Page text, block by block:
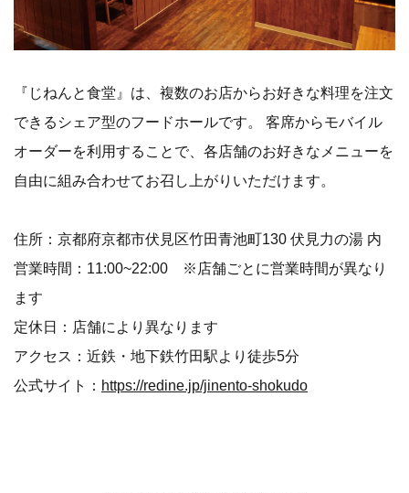
『じねんと食堂』は、複数のお店からお好きな料理を注文
できるシェア型のフードホールです。 客席からモバイル
オーダーを利用することで、各店舗のお好きなメニューを
自由に組み合わせてお召し上がりいただけます。
住所：京都府京都市伏見区竹田青池町130 伏見力の湯 内
営業時間：11:00~22:00 ※店舗ごとに営業時間が異なり
ます
定休日：店舗により異なります
アクセス：近鉄・地下鉄竹田駅より徒歩5分
公式サイト： https://redine.jp/jinento-shokudo